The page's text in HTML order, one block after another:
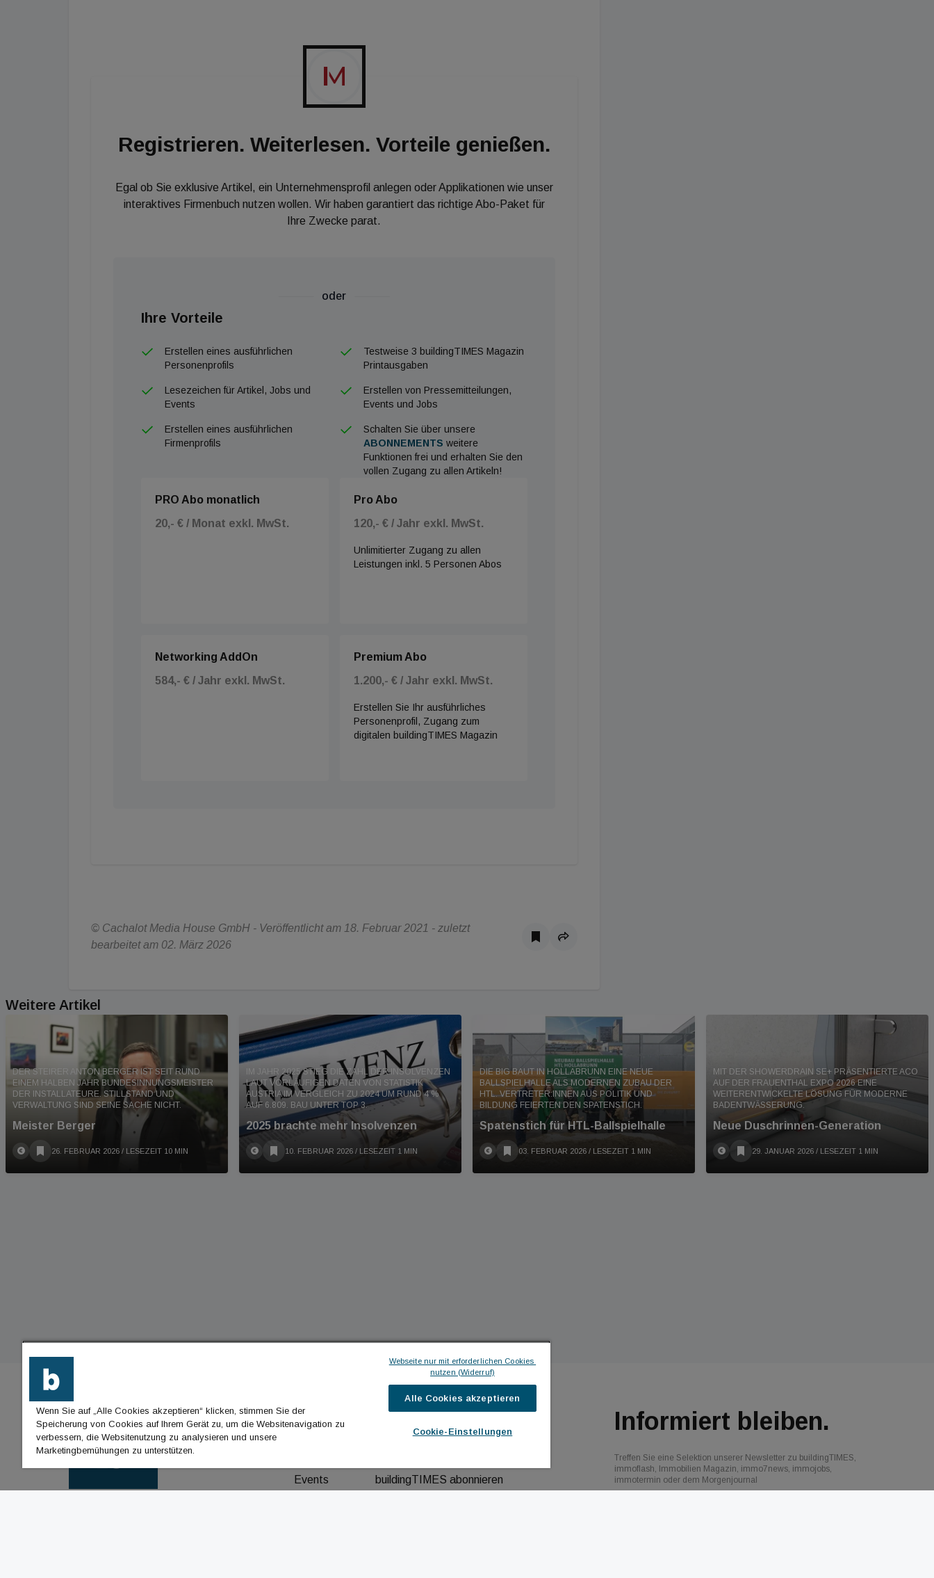
Registrieren. Weiterlesen. Vorteile genießen.
Egal ob Sie exklusive Artikel, ein Unternehmensprofil anlegen oder Applikationen wie unser
interaktives Firmenbuch nutzen wollen. Wir haben garantiert das richtige Abo-Paket für
Ihre Zwecke parat.
oder
Ihre Vorteile
Erstellen eines ausführlichen
Personenprofils
Testweise 3 buildingTIMES Magazin
Printausgaben
Lesezeichen für Artikel, Jobs und
Events
Erstellen von Pressemitteilungen,
Events und Jobs
Erstellen eines ausführlichen
Firmenprofils
Schalten Sie über unsere
ABONNEMENTS weitere
Funktionen frei und erhalten Sie den
vollen Zugang zu allen Artikeln!
PRO Abo monatlich
20,- € / Monat exkl. MwSt.
Pro Abo
120,- € / Jahr exkl. MwSt.
Unlimitierter Zugang zu allen
Leistungen inkl. 5 Personen Abos
Networking AddOn
584,- € / Jahr exkl. MwSt.
Premium Abo
1.200,- € / Jahr exkl. MwSt.
Erstellen Sie Ihr ausführliches
Personenprofil, Zugang zum
digitalen buildingTIMES Magazin
© Cachalot Media House GmbH - Veröffentlicht am 18. Februar 2021 - zuletzt
bearbeitet am 02. März 2026
Weitere Artikel
DER STEIRER ANTON BERGER IST SEIT RUND
EINEM HALBEN JAHR BUNDESINNUNGSMEISTER
DER INSTALLATEURE. STILLSTAND UND
VERWALTUNG SIND SEINE SACHE NICHT.
Meister Berger
26. FEBRUAR 2026 / LESEZEIT 10 MIN
IM JAHR 2025 STIEG DIE ZAHL DER INSOLVENZEN
LAUT VORLÄUFIGEN DATEN VON STATISTIK
AUSTRIA IM VERGLEICH ZU 2024 UM RUND 4 %
AUF 6.809. BAU UNTER TOP 3.
2025 brachte mehr Insolvenzen
10. FEBRUAR 2026 / LESEZEIT 1 MIN
DIE BIG BAUT IN HOLLABRUNN EINE NEUE
BALLSPIELHALLE ALS MODERNEN ZUBAU DER
HTL. VERTRETER:INNEN AUS POLITIK UND
BILDUNG FEIERTEN DEN SPATENSTICH.
Spatenstich für HTL-Ballspielhalle
03. FEBRUAR 2026 / LESEZEIT 1 MIN
MIT DER SHOWERDRAIN SE+ PRÄSENTIERTE ACO
AUF DER FRAUENTHAL EXPO 2026 EINE
WEITERENTWICKELTE LÖSUNG FÜR MODERNE
BADENTWÄSSERUNG.
Neue Duschrinnen-Generation
29. JANUAR 2026 / LESEZEIT 1 MIN
BUILDINGTIMES
Events
ICH MÖCHTE ...
buildingTIMES abonnieren
Informiert bleiben.
Treffen Sie eine Selektion unserer Newsletter zu buildingTIMES,
immoflash, Immobilien Magazin, immo7news, immojobs,
immotermin oder dem Morgenjournal
Wenn Sie auf „Alle Cookies akzeptieren“ klicken, stimmen Sie der
Speicherung von Cookies auf Ihrem Gerät zu, um die Websitenavigation zu
verbessern, die Websitenutzung zu analysieren und unsere
Marketingbemühungen zu unterstützen.
Webseite nur mit erforderlichen Cookies
nutzen (Widerruf)
Alle Cookies akzeptieren
Cookie-Einstellungen